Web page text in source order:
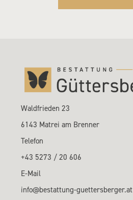
Waldfrieden 23
6143 Matrei am Brenner
Telefon
+43 5273 / 20 606
E-Mail
info@bestattung-guettersberger.at